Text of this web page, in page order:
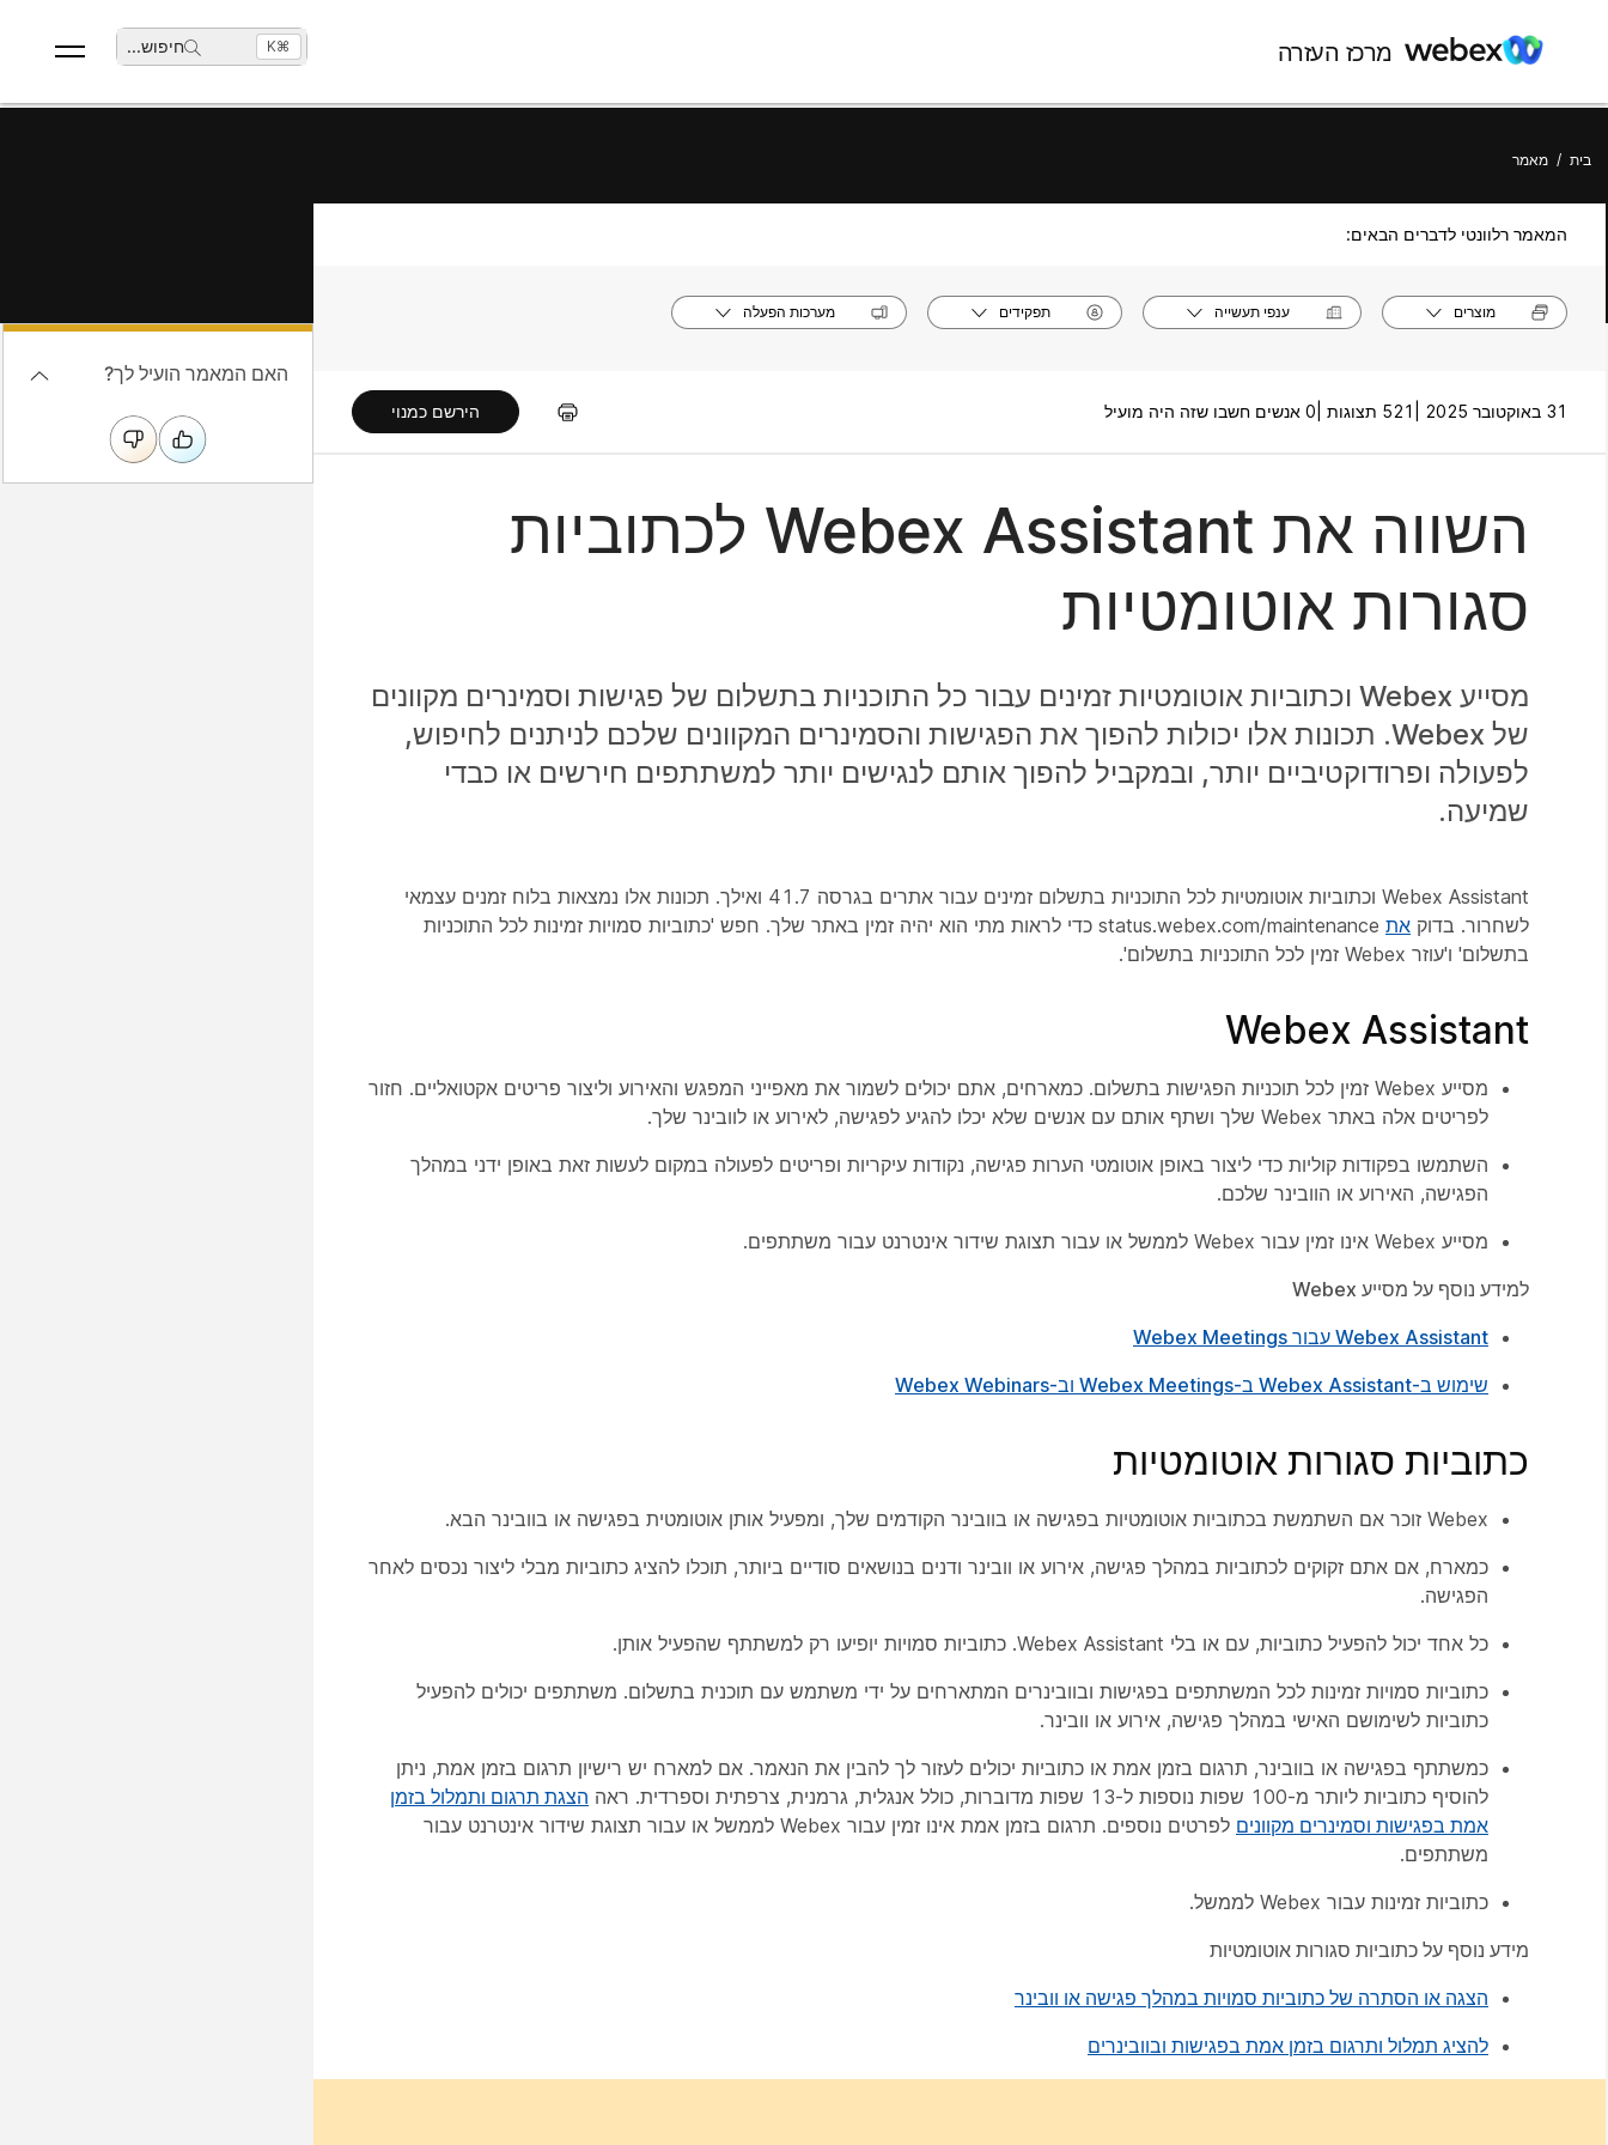
מרכז העזרה חיפוש... ⌘K
בית / מאמר
המאמר רלוונטי לדברים הבאים:
מוצרים ענפי תעשייה תפקידים מערכות הפעלה
31 באוקטובר 2025 | 521 תצוגות | 0 אנשים חשבו שזה היה מועיל הירשם כמנוי
השווה את Webex Assistant לכתוביות
סגורות אוטומטיות
מסייע Webex וכתוביות אוטומטיות זמינים עבור כל התוכניות בתשלום של פגישות וסמינרים מקוונים
של Webex. תכונות אלו יכולות להפוך את הפגישות והסמינרים המקוונים שלכם לניתנים לחיפוש,
לפעולה ופרודוקטיביים יותר, ובמקביל להפוך אותם לנגישים יותר למשתתפים חירשים או כבדי
שמיעה.
Webex Assistant וכתוביות אוטומטיות לכל התוכניות בתשלום זמינים עבור אתרים בגרסה 41.7 ואילך. תכונות אלו נמצאות בלוח זמנים עצמאי
לשחרור. בדוק את
status.webex.com/maintenance כדי לראות מתי הוא יהיה זמין באתר שלך. חפש 'כתוביות סמויות זמינות לכל התוכניות
בתשלום' ו'עוזר Webex זמין לכל התוכניות בתשלום'.
Webex Assistant
מסייע Webex זמין לכל תוכניות הפגישות בתשלום. כמארחים, אתם יכולים לשמור את מאפייני המפגש והאירוע וליצור פריטים אקטואליים. חזור
לפריטים אלה באתר Webex שלך ושתף אותם עם אנשים שלא יכלו להגיע לפגישה, לאירוע או לוובינר שלך.
השתמשו בפקודות קוליות כדי ליצור באופן אוטומטי הערות פגישה, נקודות עיקריות ופריטים לפעולה במקום לעשות זאת באופן ידני במהלך
הפגישה, האירוע או הוובינר שלכם.
מסייע Webex אינו זמין עבור Webex לממשל או עבור תצוגת שידור אינטרנט עבור משתתפים.
למידע נוסף על מסייע Webex
Webex Assistant עבור Webex Meetings
שימוש ב-Webex Assistant ב-Webex Meetings וב-Webex Webinars
כתוביות סגורות אוטומטיות
Webex זוכר אם השתמשת בכתוביות אוטומטיות בפגישה או בוובינר הקודמים שלך, ומפעיל אותן אוטומטית בפגישה או בוובינר הבא.
כמארח, אם אתם זקוקים לכתוביות במהלך פגישה, אירוע או וובינר ודנים בנושאים סודיים ביותר, תוכלו להציג כתוביות מבלי ליצור נכסים לאחר
הפגישה.
כל אחד יכול להפעיל כתוביות, עם או בלי Webex Assistant. כתוביות סמויות יופיעו רק למשתתף שהפעיל אותן.
כתוביות סמויות זמינות לכל המשתתפים בפגישות ובוובינרים המתארחים על ידי משתמש עם תוכנית בתשלום. משתתפים יכולים להפעיל
כתוביות לשימושם האישי במהלך פגישה, אירוע או וובינר.
כמשתתף בפגישה או בוובינר, תרגום בזמן אמת או כתוביות יכולים לעזור לך להבין את הנאמר. אם למארח יש רישיון תרגום בזמן אמת, ניתן
להוסיף כתוביות ליותר מ-100 שפות נוספות ל-13 שפות מדוברות, כולל אנגלית, גרמנית, צרפתית וספרדית. ראה
הצגת תרגום ותמלול בזמן
אמת בפגישות וסמינרים מקוונים
לפרטים נוספים. תרגום בזמן אמת אינו זמין עבור Webex לממשל או עבור תצוגת שידור אינטרנט עבור
משתתפים.
כתוביות זמינות עבור Webex לממשל.
מידע נוסף על כתוביות סגורות אוטומטיות
הצגה או הסתרה של כתוביות סמויות במהלך פגישה או וובינר
להציג תמלול ותרגום בזמן אמת בפגישות ובוובינרים
האם המאמר הועיל לך?